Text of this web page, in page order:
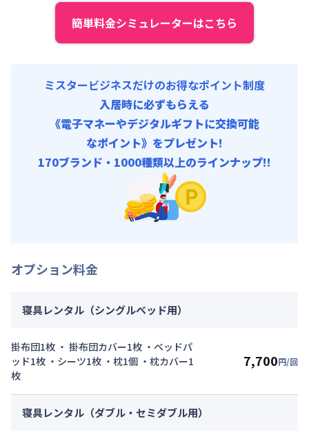
:
スーパーショート利用時の料金詳細
月額賃料目安(30日利用)
光熱費他 : 24,000円/月 (800円/日) (税抜)
15,000円/回 (税抜)
その他費用 :
24,000円/月 (800円/日)
契約事務手数料 : 5,000円/回 (税抜)
簡単料金シミュレーターはこちら
ミスタービジネスだけのお得なポイント制度
入居時に必ずもらえる
《電子マネーやデジタルギフトに交換可能
なポイント》をプレゼント!
170ブランド・1000種類以上のラインナップ!!
オプション料金
寝具レンタル（シングルベッド用）
掛布団1枚 ・ 掛布団カバー1枚 ・ベッドパ
ッド1枚 ・シーツ1枚 ・枕1個 ・枕カバー1
枚
7,700円/回
寝具レンタル（ダブル・セミダブル用）